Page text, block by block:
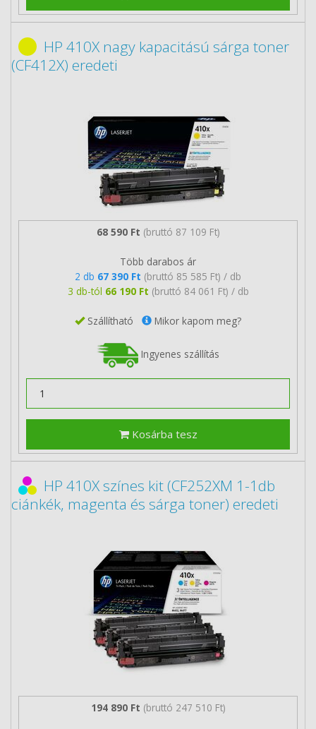
HP 410X nagy kapacitású sárga toner
(CF412X) eredeti
68 590 Ft (bruttó 87 109 Ft)
Több darabos ár
2 db 67 390 Ft (bruttó 85 585 Ft) / db
3 db-tól 66 190 Ft (bruttó 84 061 Ft) / db
Szállítható Mikor kapom meg?
Ingyenes szállítás
Kosárba tesz
HP 410X színes kit (CF252XM 1-1db
ciánkék, magenta és sárga toner) eredeti
194 890 Ft (bruttó 247 510 Ft)